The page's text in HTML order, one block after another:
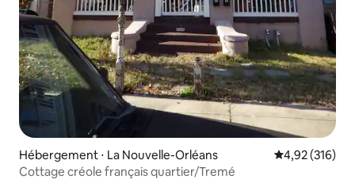
Hébergement ⋅ La Nouvelle-Orléans Évaluation
4,92 (316)
Cottage créole français quartier/Tremé